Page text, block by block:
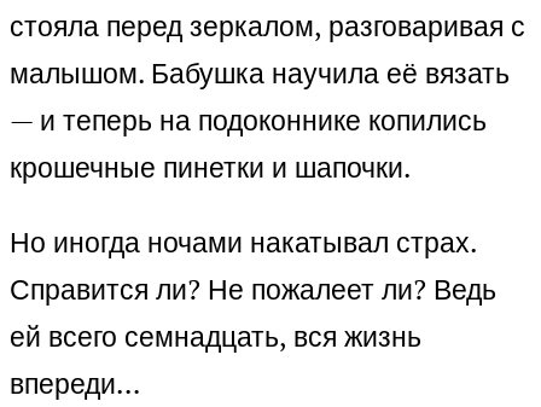
стояла перед зеркалом, разговаривая с
малышом. Бабушка научила её вязать
— и теперь на подоконнике копились
крошечные пинетки и шапочки.
Но иногда ночами накатывал страх.
Справится ли? Не пожалеет ли? Ведь
ей всего семнадцать, вся жизнь
впереди…